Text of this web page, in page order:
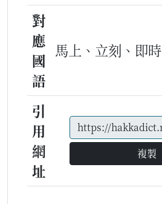
對
應
國
語
馬上、立刻、即時
引
用
網
址
複製